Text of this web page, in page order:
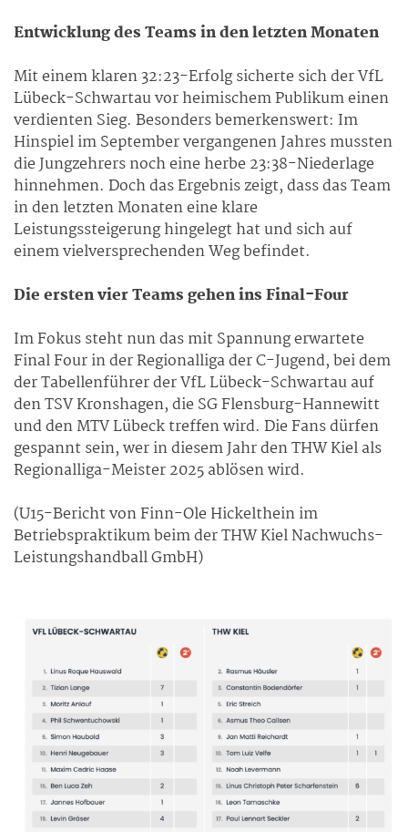
Entwicklung des Teams in den letzten Monaten
Mit einem klaren 32:23-Erfolg sicherte sich der VfL
Lübeck-Schwartau vor heimischem Publikum einen
verdienten Sieg. Besonders bemerkenswert: Im
Hinspiel im September vergangenen Jahres mussten
die Jungzehrers noch eine herbe 23:38-Niederlage
hinnehmen. Doch das Ergebnis zeigt, dass das Team
in den letzten Monaten eine klare
Leistungssteigerung hingelegt hat und sich auf
einem vielversprechenden Weg befindet.
Die ersten vier Teams gehen ins Final-Four
Im Fokus steht nun das mit Spannung erwartete
Final Four in der Regionalliga der C-Jugend, bei dem
der Tabellenführer der VfL Lübeck-Schwartau auf
den TSV Kronshagen, die SG Flensburg-Hannewitt
und den MTV Lübeck treffen wird. Die Fans dürfen
gespannt sein, wer in diesem Jahr den THW Kiel als
Regionalliga-Meister 2025 ablösen wird.
(U15-Bericht von Finn-Ole Hickelthein im
Betriebspraktikum beim der THW Kiel Nachwuchs-
Leistungshandball GmbH)